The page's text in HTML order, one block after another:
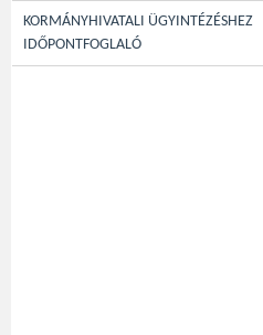
KORMÁNYHIVATALI ÜGYINTÉZÉSHEZ
IDŐPONTFOGLALÓ